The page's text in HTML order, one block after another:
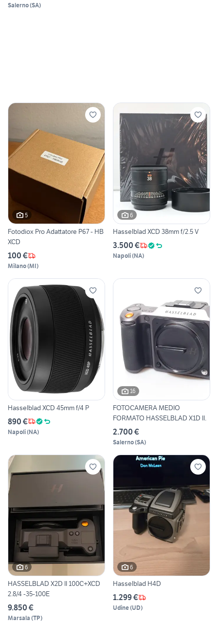
Salerno(SA)
5
Fotodiox Pro Adattatore P67 - HB
XCD
100 €
Milano(MI)
6
Hasselblad XCD 38mm f/2.5 V
3.500 €
Napoli(NA)
Hasselblad XCD 45mm f/4 P
890 €
Napoli(NA)
16
FOTOCAMERA MEDIO
FORMATO HASSELBLAD X1D II.
2.700 €
Salerno(SA)
6
HASSELBLAD X2D II 100C+XCD
2.8/4 -35-100E
9.850 €
Marsala (TP)
6
Hasselblad H4D
1.299 €
Udine(UD)